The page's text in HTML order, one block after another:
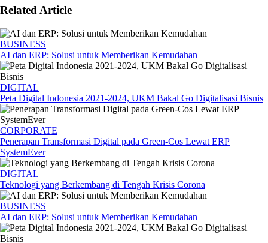
Related Article
BUSINESS
AI dan ERP: Solusi untuk Memberikan Kemudahan
DIGITAL
Peta Digital Indonesia 2021-2024, UKM Bakal Go Digitalisasi Bisnis
CORPORATE
Penerapan Transformasi Digital pada Green-Cos Lewat ERP
SystemEver
DIGITAL
Teknologi yang Berkembang di Tengah Krisis Corona
BUSINESS
AI dan ERP: Solusi untuk Memberikan Kemudahan